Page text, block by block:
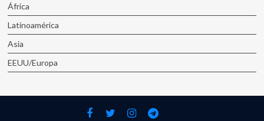
África
Latinoamérica
Asia
EEUU/Europa